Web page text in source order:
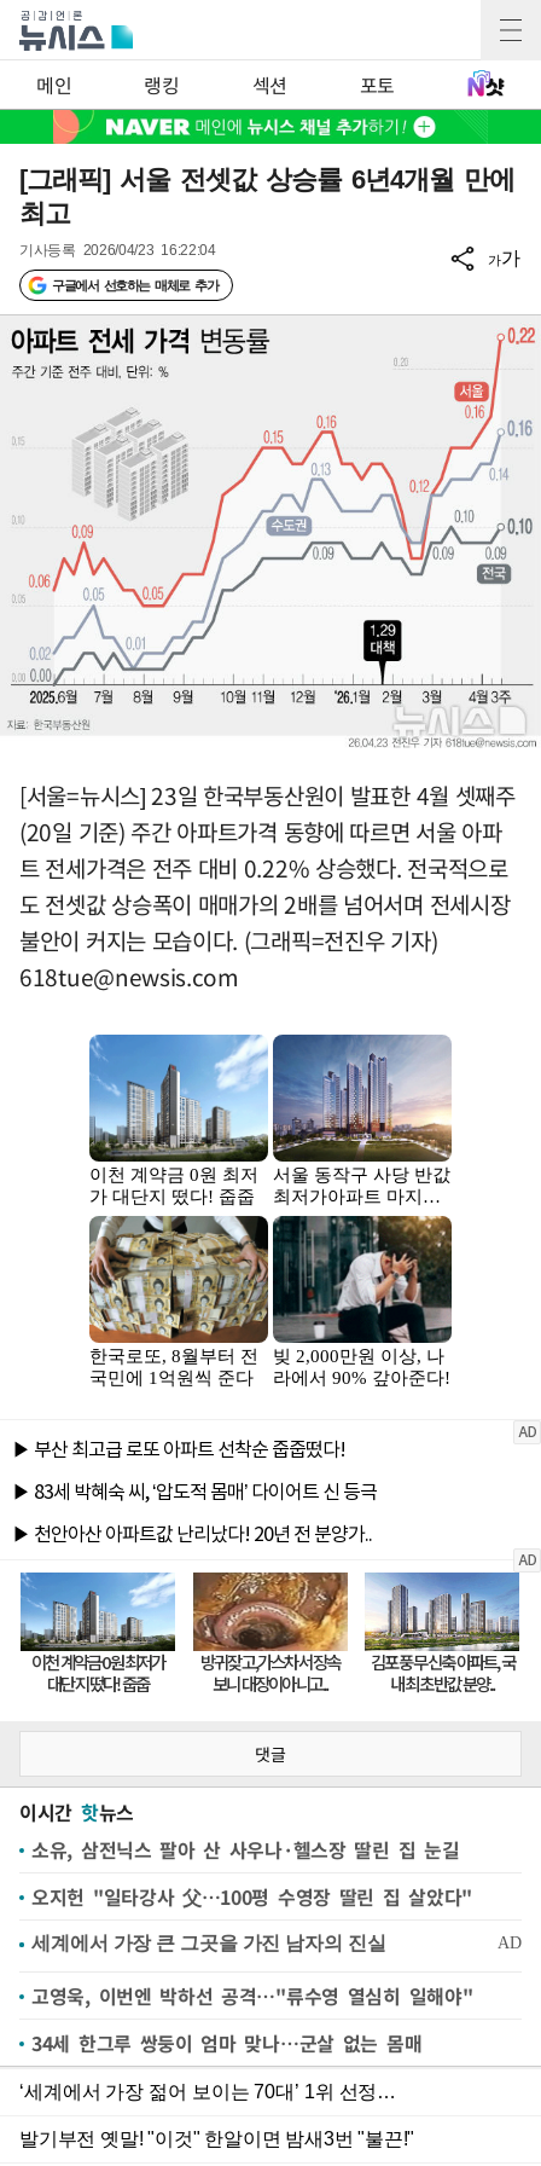
메인 랭킹 섹션 포토
[그래픽] 서울 전셋값 상승률 6년4개월 만에
최고
기사등록 2026/04/23 16:22:04
구글에서 선호하는 매체로 추가
가가
[서울=뉴시스] 23일 한국부동산원이 발표한 4월 셋째주
(20일 기준) 주간 아파트가격 동향에 따르면 서울 아파
트 전세가격은 전주 대비 0.22% 상승했다. 전국적으로
도 전셋값 상승폭이 매매가의 2배를 넘어서며 전세시장
불안이 커지는 모습이다. (그래픽=전진우 기자)
618tue@newsis.com
댓글
이시간 핫뉴스
소유, 삼전닉스 팔아 산 사우나·헬스장 딸린 집 눈길
오지헌 "일타강사 父…100평 수영장 딸린 집 살았다"
고영욱, 이번엔 박하선 공격…"류수영 열심히 일해야"
34세 한그루 쌍둥이 엄마 맞나…군살 없는 몸매